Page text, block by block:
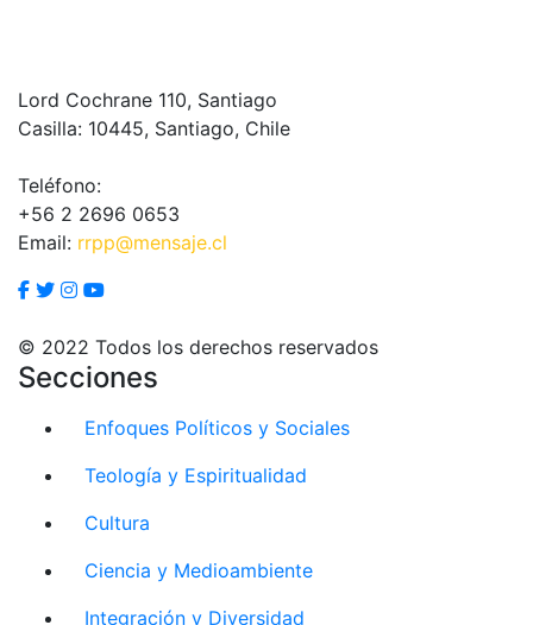
Lord Cochrane 110, Santiago
Casilla: 10445, Santiago, Chile
Teléfono:
+56 2 2696 0653
Email: rrpp@mensaje.cl
© 2022 Todos los derechos reservados
Secciones
Enfoques Políticos y Sociales
Teología y Espiritualidad
Cultura
Ciencia y Medioambiente
Integración y Diversidad